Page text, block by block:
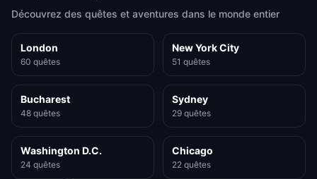
Découvrez des quêtes et aventures dans le monde entier
London
60 quêtes
New York City
51 quêtes
Bucharest
48 quêtes
Sydney
29 quêtes
Washington D.C.
24 quêtes
Chicago
22 quêtes